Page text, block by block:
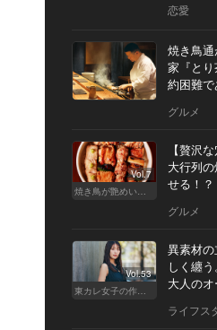
恋愛
焼き鳥
家『と
約困難
グルメ
Vol.7
焼き鳥が艶めいてきた
【贅沢
大行列
せる！
グルメ
Vol.53
東カレ女子の作り方
異素材
しく纏う
大人の
ライフス